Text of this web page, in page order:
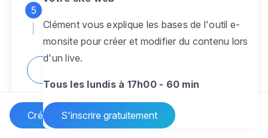
Créer un site Internet
pour rendre votre site dynamique
Clément vous explique les bases de l'outil e-
monsite pour créer et modifier du contenu lors
d'un live.
Tous les lundis à 17h00 - 60 min
S'inscrire gratuitement